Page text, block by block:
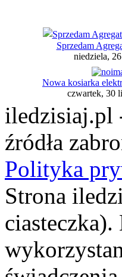
Sprzedam
niedziela,
Nowa kosiarka
czwartek, 30
iledzisiaj.pl
źródła
Polityka
Strona